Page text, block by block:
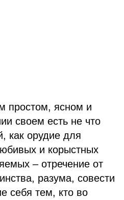
простом, ясном и
своем есть не что
как орудие для
и корыстных
– отречение от
разума, совести
себя тем, кто во